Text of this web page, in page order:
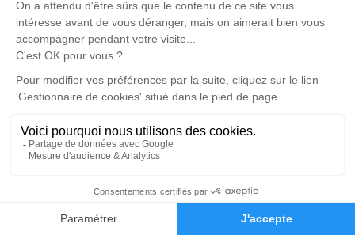
Faire-part Hommages
Nous tenons à remercier toutes les personnes qui ont
contribué à son bien-être durant ces 9 années de
maladie :
L'ADMR de Culin, Ecout'R, Remue Ménage et tout leur
personnel , les auxiliaires en compte CESU, le cabinet
infirmier de Chezeneuve, le kinésithérapeute d'Artas,
son coiffeur, sa pédicure, ses médecins ainsi que le
personnel du service HTCD de l'hôpital Pierre Oudot
Toutes ces personnes ont permis à Georges de garder
dans des conditions optimales.